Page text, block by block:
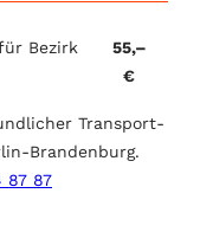
Bezirk
55,–
€
Transport-
Brandenburg.
87 87